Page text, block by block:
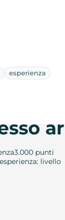
esperienza
punti
livello